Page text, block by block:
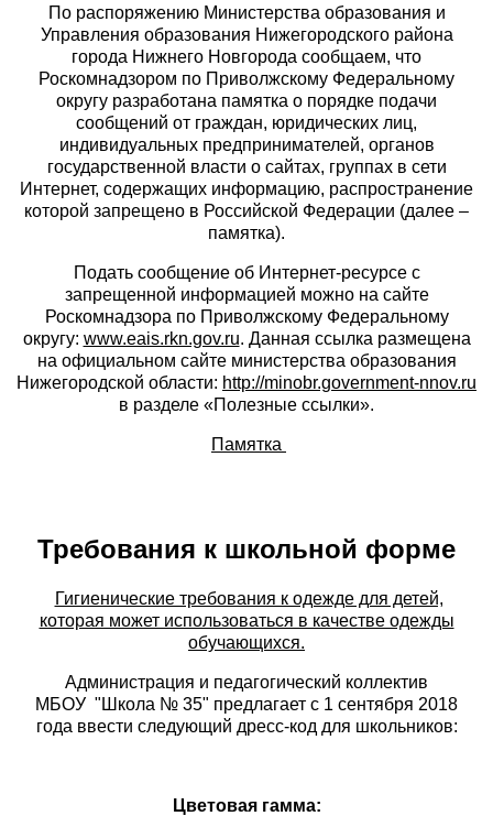
По распоряжению Министерства образования и
Управления образования Нижегородского района
города Нижнего Новгорода сообщаем, что
Роскомнадзором по Приволжскому Федеральному
округу разработана памятка о порядке подачи
сообщений от граждан, юридических лиц,
индивидуальных предпринимателей, органов
государственной власти о сайтах, группах в сети
Интернет, содержащих информацию, распространение
которой запрещено в Российской Федерации (далее –
памятка).
Подать сообщение об Интернет-ресурсе с
запрещенной информацией можно на сайте
Роскомнадзора по Приволжскому Федеральному
округу: www.eais.rkn.gov.ru. Данная ссылка размещена
на официальном сайте министерства образования
Нижегородской области: http://minobr.government-nnov.ru
в разделе «Полезные ссылки».
Памятка
Требования к школьной форме
Гигиенические требования к одежде для детей,
которая может использоваться в качестве одежды
обучающихся.
Администрация и педагогический коллектив
МБОУ "Школа № 35" предлагает с 1 сентября 2018
года ввести следующий дресс-код для школьников:
Цветовая гамма: